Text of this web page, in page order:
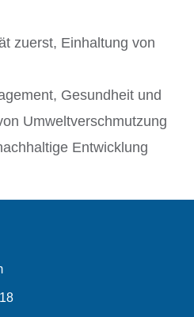
zuerst, Einhaltung von
Gesundheit und
Umweltverschmutzung
Entwicklung